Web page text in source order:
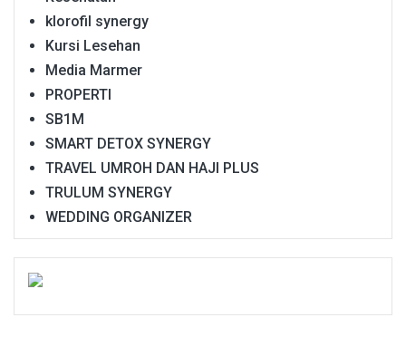
klorofil synergy
Kursi Lesehan
Media Marmer
PROPERTI
SB1M
SMART DETOX SYNERGY
TRAVEL UMROH DAN HAJI PLUS
TRULUM SYNERGY
WEDDING ORGANIZER